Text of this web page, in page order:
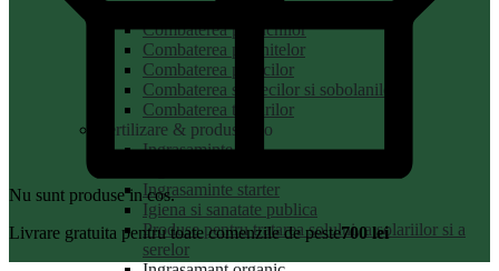
Combaterea paduchilor
Combaterea plosnitelor
Combaterea purecilor
Combaterea soarecilor si sobolanilor
Combaterea tantarilor
Fertilizare & produse bio
Ingrasaminte
Ingrasaminte starter
Igiena si sanatate publica
Produse pentru tratarea solului, a solariilor si a
serelor
Nu sunt produse in cos.
Livrare gratuita pentru toate comenzile de peste700 lei